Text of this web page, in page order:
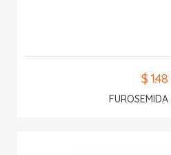
$ 1.48